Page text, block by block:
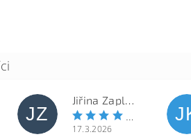
JZ
Jiřina Zapletalová
17.3.2026